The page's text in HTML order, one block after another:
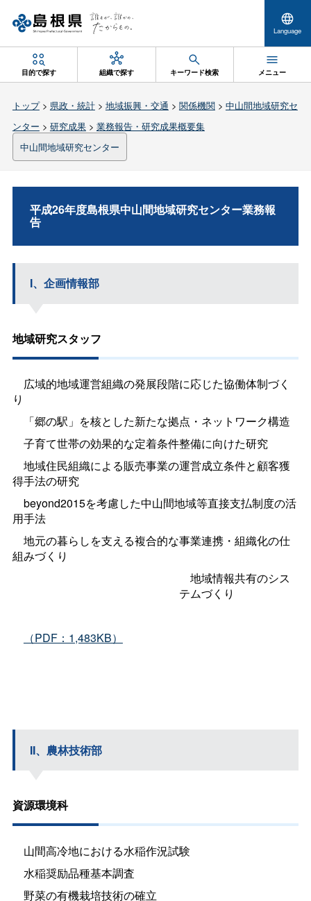
Language
目的で探す 組織で探す キーワード検索 メニュー
トップ> 県政・統計> 地域振興・交通 > 関係機関> 中山間地域研究セ
ンター > 研究成果> 業務報告・研究成果概要集
中山間地域研究センター
平成26年度島根県中山間地域研究センター業務報
告
I、企画情報部
地域研究スタッフ
広域的地域運営組織の発展段階に応じた協働体制づく
り
「郷の駅」を核とした新たな拠点・ネットワーク構造
子育て世帯の効果的な定着条件整備に向けた研究
地域住民組織による販売事業の運営成立条件と顧客獲
得手法の研究
beyond2015を考慮した中山間地域等直接支払制度の活
用手法
地元の暮らしを支える複合的な事業連携・組織化の仕
組みづくり
地域情報共有のシス
テムづくり
（PDF：1,483KB）
II、農林技術部
資源環境科
山間高冷地における水稲作況試験
水稲奨励品種基本調査
野菜の有機栽培技術の確立